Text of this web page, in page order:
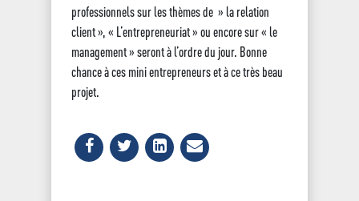
professionnels sur les thèmes de » la relation
client », « L’entrepreneuriat » ou encore sur « le
management » seront à l’ordre du jour. Bonne
chance à ces mini entrepreneurs et à ce très beau
projet.